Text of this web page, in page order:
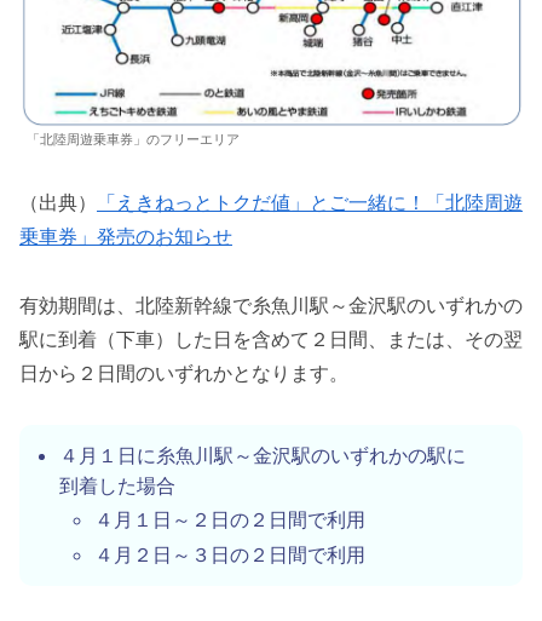
「北陸周遊乗車券」のフリーエリア
（出典）
「えきねっとトクだ値」とご一緒に！「北陸周遊
乗車券」発売のお知らせ
有効期間は、北陸新幹線で糸魚川駅～金沢駅のいずれかの
駅に到着（下車）した日を含めて２日間、または、その翌
日から２日間のいずれかとなります。
４月１日に糸魚川駅～金沢駅のいずれかの駅に
到着した場合
４月１日～２日の２日間で利用
４月２日～３日の２日間で利用